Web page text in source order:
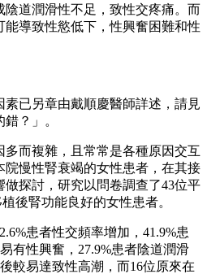
道潤滑性不足，致性交疼痛。而
導致性慾低下，性興奮困難和性
已另章由戴順慶醫師詳述，請見
？」。
而複雜，且常常是各種原因交互
慢性腎衰竭的女性患者，在其接
探討，研究以問卷調查了43位平
後腎功能良好的女性患者。
患者性交頻率增加，41.9%患
有性興奮，27.9%患者陰道潤滑
較易達致性高潮，而16位原來在